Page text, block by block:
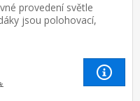
provedení světle
jsou polohovací,